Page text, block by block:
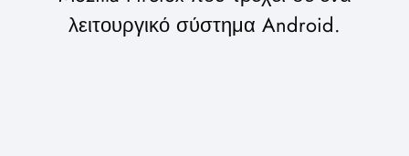
λειτουργικό σύστημα Android.